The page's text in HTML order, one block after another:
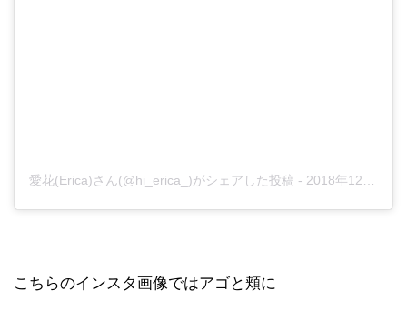
愛花(Erica)さん(@hi_erica_)がシェアした投稿 - 2018年12月月12日午後6時09分PST
こちらのインスタ画像ではアゴと頬に